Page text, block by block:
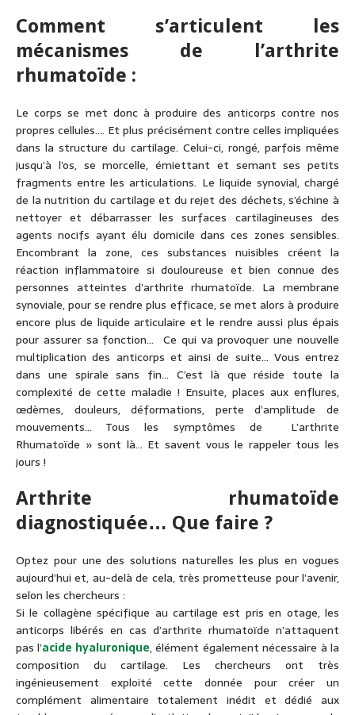
Comment s’articulent les
mécanismes de l’arthrite
rhumatoïde :
Le corps se met donc à produire des anticorps contre nos
propres cellules…. Et plus précisément contre celles impliquées
dans la structure du cartilage. Celui-ci, rongé, parfois même
jusqu’à l’os, se morcelle, émiettant et semant ses petits
fragments entre les articulations. Le liquide synovial, chargé
de la nutrition du cartilage et du rejet des déchets, s’échine à
nettoyer et débarrasser les surfaces cartilagineuses des
agents nocifs ayant élu domicile dans ces zones sensibles.
Encombrant la zone, ces substances nuisibles créent la
réaction inflammatoire si douloureuse et bien connue des
personnes atteintes d’arthrite rhumatoïde. La membrane
synoviale, pour se rendre plus efficace, se met alors à produire
encore plus de liquide articulaire et le rendre aussi plus épais
pour assurer sa fonction… Ce qui va provoquer une nouvelle
multiplication des anticorps et ainsi de suite… Vous entrez
dans une spirale sans fin… C’est là que réside toute la
complexité de cette maladie ! Ensuite, places aux enflures,
œdèmes, douleurs, déformations, perte d’amplitude de
mouvements… Tous les symptômes de L’arthrite
Rhumatoïde » sont là… Et savent vous le rappeler tous les
jours !
Arthrite rhumatoïde
diagnostiquée… Que faire ?
Optez pour une des solutions naturelles les plus en vogues
aujourd’hui et, au-delà de cela, très prometteuse pour l’avenir,
selon les chercheurs :
Si le collagène spécifique au cartilage est pris en otage, les
anticorps libérés en cas d’arthrite rhumatoïde n’attaquent
pas l’acide hyaluronique, élément également nécessaire à la
composition du cartilage. Les chercheurs ont très
ingénieusement exploité cette donnée pour créer un
complément alimentaire totalement inédit et dédié aux